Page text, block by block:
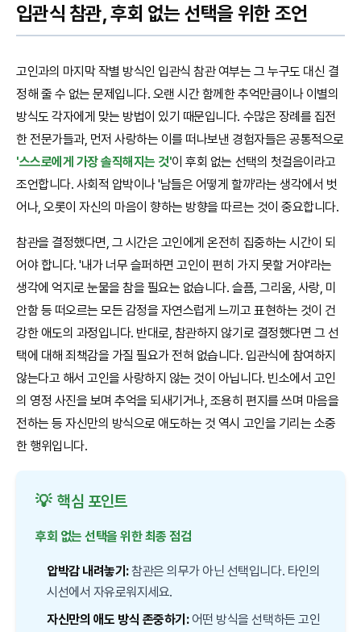
입관식 참관, 후회 없는 선택을 위한 조언
고인과의 마지막 작별 방식인 입관식 참관 여부는 그 누구도 대신 결
정해 줄 수 없는 문제입니다. 오랜 시간 함께한 추억만큼이나 이별의
방식도 각자에게 맞는 방법이 있기 때문입니다. 수많은 장례를 집전
한 전문가들과, 먼저 사랑하는 이를 떠나보낸 경험자들은 공통적으로
'스스로에게 가장 솔직해지는 것'이 후회 없는 선택의 첫걸음이라고
조언합니다. 사회적 압박이나 '남들은 어떻게 할까'라는 생각에서 벗
어나, 오롯이 자신의 마음이 향하는 방향을 따르는 것이 중요합니다.
참관을 결정했다면, 그 시간은 고인에게 온전히 집중하는 시간이 되
어야 합니다. '내가 너무 슬퍼하면 고인이 편히 가지 못할 거야'라는
생각에 억지로 눈물을 참을 필요는 없습니다. 슬픔, 그리움, 사랑, 미
안함 등 떠오르는 모든 감정을 자연스럽게 느끼고 표현하는 것이 건
강한 애도의 과정입니다. 반대로, 참관하지 않기로 결정했다면 그 선
택에 대해 죄책감을 가질 필요가 전혀 없습니다. 입관식에 참여하지
않는다고 해서 고인을 사랑하지 않는 것이 아닙니다. 빈소에서 고인
의 영정 사진을 보며 추억을 되새기거나, 조용히 편지를 쓰며 마음을
전하는 등 자신만의 방식으로 애도하는 것 역시 고인을 기리는 소중
한 행위입니다.
💡 핵심 포인트
후회 없는 선택을 위한 최종 점검
압박감 내려놓기:참관은 의무가 아닌 선택입니다. 타인의
시선에서 자유로워지세요.
자신만의 애도 방식 존중하기:어떤 방식을 선택하든 고인